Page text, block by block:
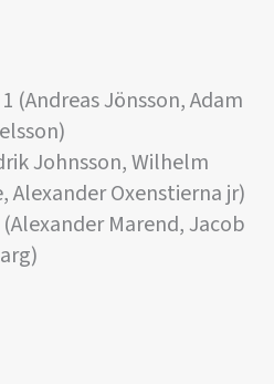
(Andreas Jönsson, Adam
Johnsson, Wilhelm
Alexander Oxenstierna jr)
(Alexander Marend, Jacob